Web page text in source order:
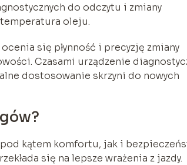
do odczytu i zmiany
oleju.
się płynność i precyzję zmiany
Czasami urządzenie
dostosowanie skrzyni do nowych
kątem komfortu, jak i
się na lepsze wrażenia z jazdy.